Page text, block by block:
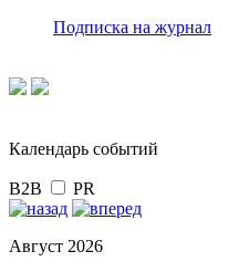
Подписка на журнал
Календарь событий
B2B PR
Август 2026